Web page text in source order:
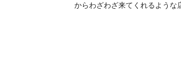
からわざわざ来てくれるような